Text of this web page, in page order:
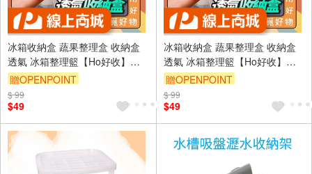
冰箱收納盒 蔬果整理盒 收納盒
透氣 冰箱整理籃【Ho好收】
【Ho覓好物】冰箱整理盒 置物
籃 冰箱置物盒 廚房收納架
贈OPENPOINT
$ 99
$49
冰箱收納盒 蔬果整理盒 收納盒
透氣 冰箱整理籃【Ho好收】
【Ho覓好物】冰箱整理盒 置物
籃 冰箱置物盒 廚房收納架
贈OPENPOINT
$ 99
$49